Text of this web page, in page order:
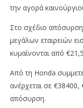
Για μεγάλα
9
Δεκεμβρίου,
2021
Cyprus
την αγορά
Στο σχέδιο
μεγάλων εταιρειών
κυμαίνονται από
Από τη Honda
ανέρχεται σε
απόσυρση.